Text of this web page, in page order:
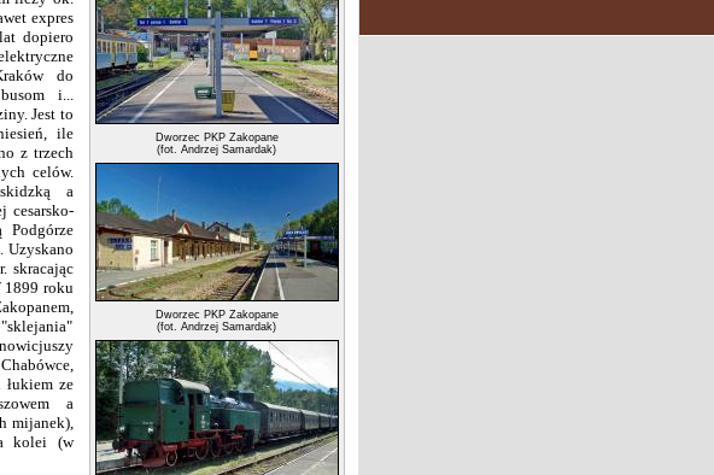
Dworzec PKP Zakopane
(fot. Andrzej Samardak)
Dworzec PKP Zakopane
(fot. Andrzej Samardak)
expres
dopiero
do
i...
Jest to
ile
z trzech
celów.
a
cesarsko-
Podgórze
Uzyskano
skracając
1899 roku
ze
a
mijanek),
kolei (w